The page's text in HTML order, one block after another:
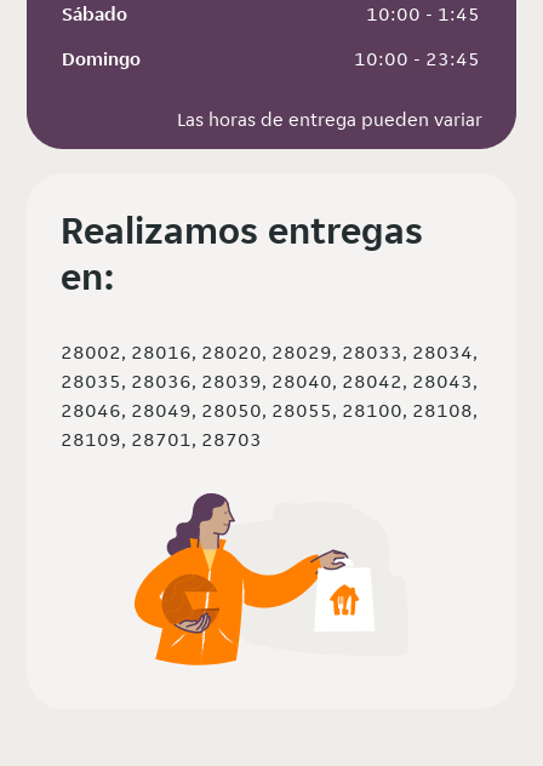
Sábado
10:00 - 1:45
Domingo
10:00 - 23:45
Las horas de entrega pueden variar
Realizamos entregas
en:
28002, 28016, 28020, 28029, 28033, 28034,
28035, 28036, 28039, 28040, 28042, 28043,
28046, 28049, 28050, 28055, 28100, 28108,
28109, 28701, 28703